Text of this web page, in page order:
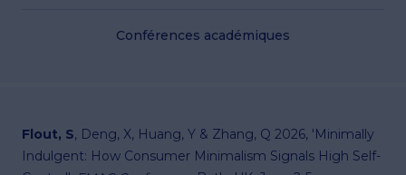
Conférences académiques
Flout, S, Deng, X, Huang, Y & Zhang, Q 2026, 'Minimally
Indulgent: How Consumer Minimalism Signals High Self-